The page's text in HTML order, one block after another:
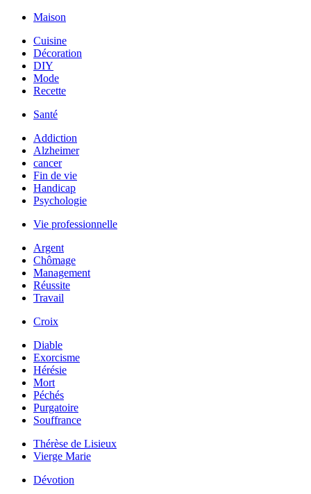
Maison
Cuisine
Décoration
DIY
Mode
Recette
Santé
Addiction
Alzheimer
cancer
Fin de vie
Handicap
Psychologie
Vie professionnelle
Argent
Chômage
Management
Réussite
Travail
Croix
Diable
Exorcisme
Hérésie
Mort
Péchés
Purgatoire
Souffrance
Thérèse de Lisieux
Vierge Marie
Dévotion